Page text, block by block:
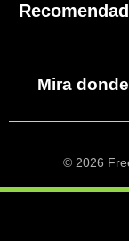
Mira
© 2026